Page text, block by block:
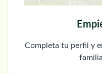
Completa tu perfil y